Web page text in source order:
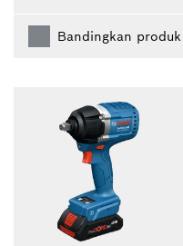
Bandingkan produk